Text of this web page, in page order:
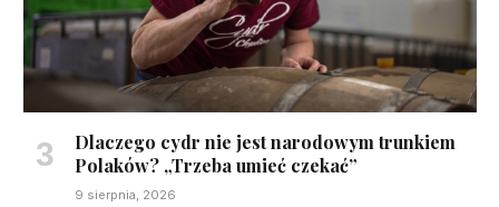
Dlaczego cydr nie jest narodowym trunkiem
Polaków? „Trzeba umieć czekać”
9 sierpnia, 2026